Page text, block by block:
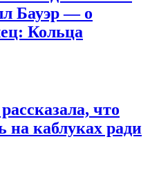
Бауэр — о
Кольца
что
на каблуках ради